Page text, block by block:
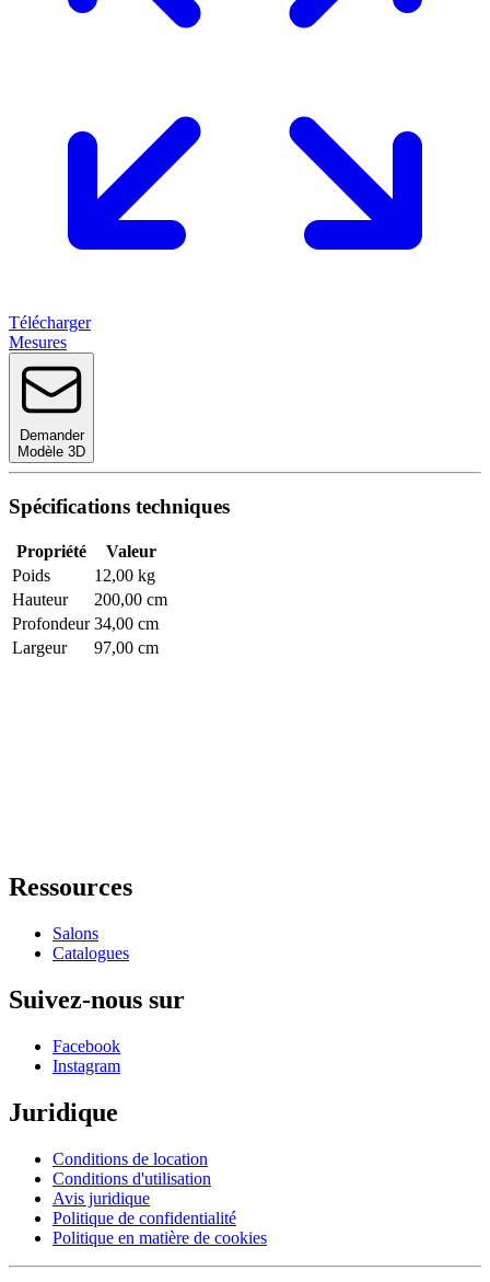
Télécharger
Mesures
Demander
Modèle 3D
Spécifications techniques
Propriété
Valeur
Poids
12,00 kg
Hauteur
200,00 cm
Profondeur 34,00 cm
Largeur
97,00 cm
Ressources
Salons
Catalogues
Suivez-nous sur
Facebook
Instagram
Juridique
Conditions de location
Conditions d'utilisation
Avis juridique
Politique de confidentialité
Politique en matière de cookies